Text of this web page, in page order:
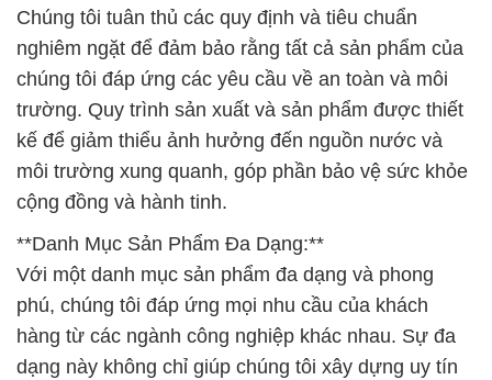
Chúng tôi tuân thủ các quy định và tiêu chuẩn
nghiêm ngặt để đảm bảo rằng tất cả sản phẩm của
chúng tôi đáp ứng các yêu cầu về an toàn và môi
trường. Quy trình sản xuất và sản phẩm được thiết
kế để giảm thiểu ảnh hưởng đến nguồn nước và
môi trường xung quanh, góp phần bảo vệ sức khỏe
cộng đồng và hành tinh.
**Danh Mục Sản Phẩm Đa Dạng:**
Với một danh mục sản phẩm đa dạng và phong
phú, chúng tôi đáp ứng mọi nhu cầu của khách
hàng từ các ngành công nghiệp khác nhau. Sự đa
dạng này không chỉ giúp chúng tôi xây dựng uy tín